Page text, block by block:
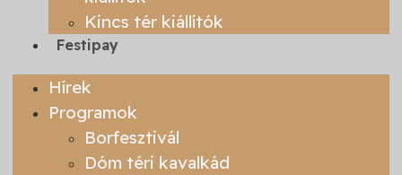
Kincs tér kiállítók
Festipay
Hírek
Programok
Borfesztivál
Dóm téri kavalkád